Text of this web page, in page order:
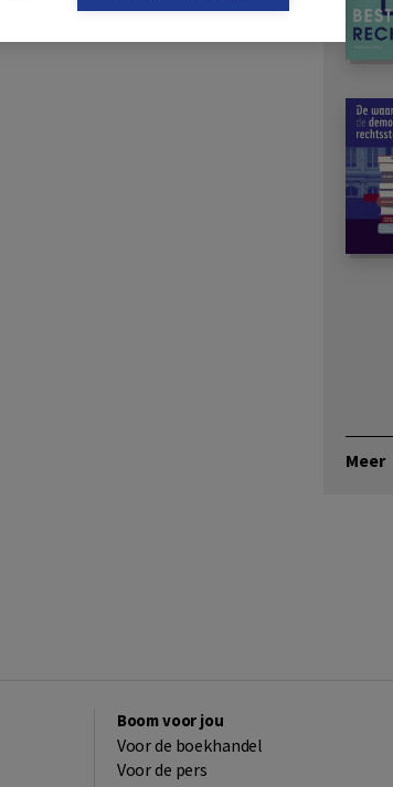
Meer
Boom voor jou
Voor de boekhandel
Voor de pers